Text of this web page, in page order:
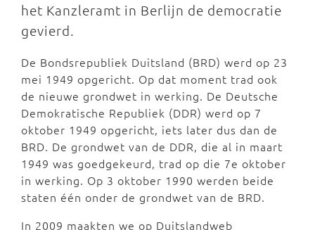
het Kanzleramt in Berlijn de democratie
gevierd.
De Bondsrepubliek Duitsland (BRD) werd op 23
mei 1949 opgericht. Op dat moment trad ook
de nieuwe grondwet in werking. De Deutsche
Demokratische Republiek (DDR) werd op 7
oktober 1949 opgericht, iets later dus dan de
BRD. De grondwet van de DDR, die al in maart
1949 was goedgekeurd, trad op die 7e oktober
in werking. Op 3 oktober 1990 werden beide
staten één onder de grondwet van de BRD.
In 2009 maakten we op Duitslandweb